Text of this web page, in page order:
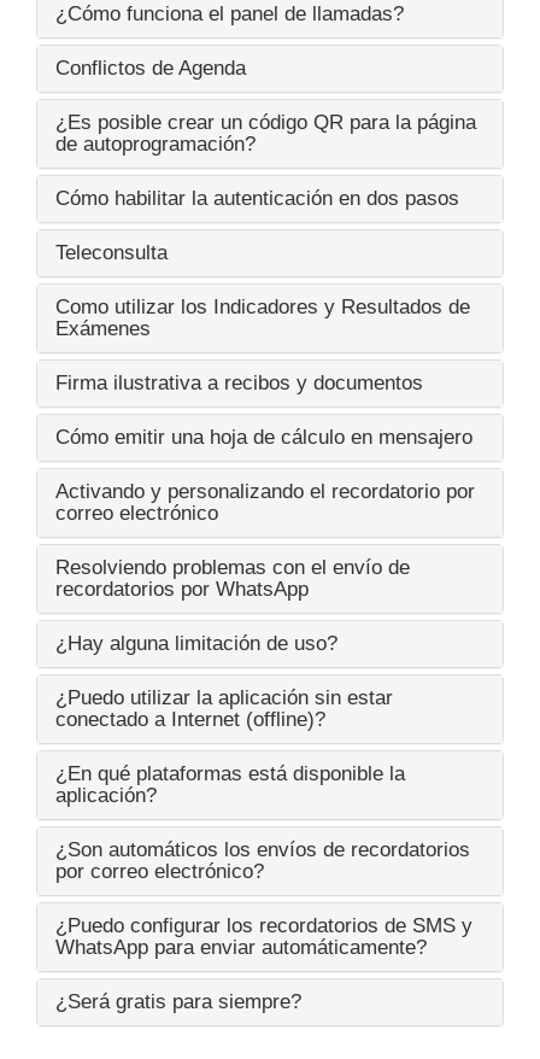
¿Cómo funciona el panel de llamadas?
Conflictos de Agenda
¿Es posible crear un código QR para la página
de autoprogramación?
Cómo habilitar la autenticación en dos pasos
Teleconsulta
Como utilizar los Indicadores y Resultados de
Exámenes
Firma ilustrativa a recibos y documentos
Cómo emitir una hoja de cálculo en mensajero
Activando y personalizando el recordatorio por
correo electrónico
Resolviendo problemas con el envío de
recordatorios por WhatsApp
¿Hay alguna limitación de uso?
¿Puedo utilizar la aplicación sin estar
conectado a Internet (offline)?
¿En qué plataformas está disponible la
aplicación?
¿Son automáticos los envíos de recordatorios
por correo electrónico?
¿Puedo configurar los recordatorios de SMS y
WhatsApp para enviar automáticamente?
¿Será gratis para siempre?